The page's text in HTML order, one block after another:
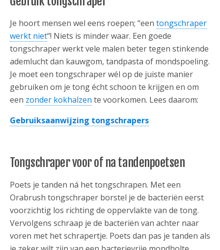
Je hoort mensen wel eens roepen; “een tongschraper
werkt niet“! Niets is minder waar. Een goede
tongschraper werkt vele malen beter tegen stinkende
ademlucht dan kauwgom, tandpasta of mondspoeling.
Je moet een tongschraper wél op de juiste manier
gebruiken om je tong écht schoon te krijgen en om
een zonder kokhalzen te voorkomen. Lees daarom:
Gebruiksaanwijzing tongschrapers
Tongschraper voor of na tandenpoetsen
Poets je tanden ná het tongschrapen. Met een
Orabrush tongschraper borstel je de bacteriën eerst
voorzichtig los richting de oppervlakte van de tong.
Vervolgens schraap je de bacteriën van achter naar
voren met het schrapertje. Poets dan pas je tanden als